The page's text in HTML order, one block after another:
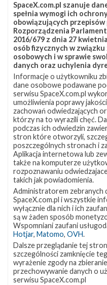
Z NASZEGO TWITTERA
OSTATNIO POPULARNE
NAJPOPULARNIEJSZE TEMATY
Falcon 9 1047 Starlink
OCISLY 337 LC-39A
NASA Lądowanie
ASOG Dragon 2
Starship 107 Landing
SpaceX.com.pl szanuje
spełnia wymogi ich
obowiązujących przepisów
Rozporządzenia
2016/679 z dnia 27
osób fizycznych w
osobowych i w sprawie
danych oraz uchylenia
Informacje o użytkowniku
dane osobowe podawane
serwisu SpaceX.com.pl
umożliwienia poprawy
zachowań odwiedzających
którzy na to wyrazili chęć.
podczas ich odwiedzin
stron które otworzyli,
poszczególnych stronach i
Aplikacja internetowa lub
także na komputerze
rozpoznawaniu
takich jak powiadomienia.
Administratorem zebranych
SpaceX.com.pl i wszystkie
wyłącznie dla nich i ich
są w żaden sposób
Wspomniani zaufani
Hotjar, Matomo, OVH.
Dalsze przeglądanie tej
szczególności zamknięcie
wyrażenie zgody na
przechowywanie danych o
serwisu SpaceX.com.pl